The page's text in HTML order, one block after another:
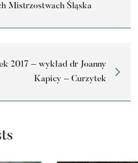
Mistrzostwach Śląska
2017 – wykład dr Joanny
Kapicy – Curzytek